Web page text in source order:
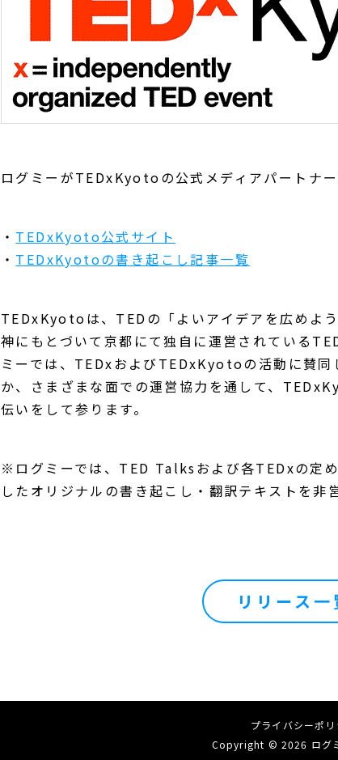
ログミーがTEDxKyotoの公式メディアパートナー
・ TEDxKyoto公式サイト
・ TEDxKyotoの書き起こし記事一覧
TEDxKyotoは、TEDの「よいアイデアを広め
神にもとづいて京都にて独自に運営されている
ミーでは、TEDxおよびTEDxKyotoの活動に賛
か、さまざまな面での運営協力を通して、
伝いをして参ります。
※ログミーでは、TED Talksおよび各TEDxの定
したオリジナルの書き起こし・翻訳テキストを
リリース一
プライバシーポリ
Copyright © 2026 ログ